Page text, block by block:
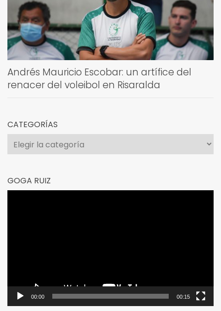
Andrés Mauricio Escobar: un artífice del
renacer del voleibol en Risaralda
CATEGORÍAS
Categorías
GOGA RUIZ
00:00 00:15